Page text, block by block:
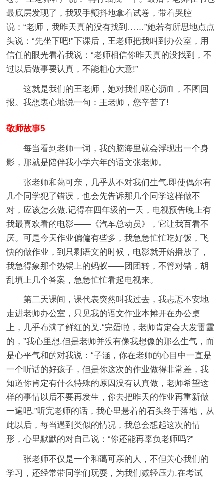
最底层发现了，我双手颤抖地拿着试卷，带着哭腔
说：“老师，我昨天真的没有找到……”她若有所思地点点
头说：“先坐下吧!”下课后，王老师把我叫到办公室，用
信任的眼光看着我说：“老师相信你昨天真的没找到，不
过以后做事要认真，不能粗心大意!”
这就是我们的王老师，她对我们呕心沥血，不图回
报。我想衷心地说一句：王老师，您辛苦了!
敬师故事5
每当看到老师一词，我的脑海里就会浮现出一个身
影，那就是陪伴我小学六年的语文张老师。
张老师和蔼可亲，几乎从不对我们生气.即使偶尔有
几个同学犯了错误，也会先告诉那几个同学这样做不
对，应该怎么做.记得在四年级的一天，电视预告晚上有
我最喜欢看的电影——《汽车总动员》，它让我百看不
厌。可是今天作业偏偏有些多，我急急忙忙吃好饭，飞
快的做作业，到只剩语文的时候，电影就开始播放了，
我急得象那个热锅上的蚂蚁——团团转，不管对错，胡
乱填上几个答案，急急忙忙看起电视来。
第二天课间，课代表突然叫我过去，我忐忑不安地
走进老师办公室，只见我的语文作业本摊开在办公桌
上，几乎布满了鲜红的叉.“完蛋啦，老师肯定会大发雷霆
的，”我心里想.但是老师并没有像我想像的那么生气，而
是心平气和的对我说：“子涵，你在老师的心目中一直是
一个听话的好孩子，但是你这次的作业做得非常差，我
知道你肯定有什么特殊的原因没有认真做，老师希望这
样的事情以后不要再发生，你去把昨天的作业再重新做
一遍吧.”听完老师的话，我心里悬着的石头终于落地，从
此以后，每当遇到类似的情况，我总会想起这次的情
形，心里默默的对自己说：“你还能再辜负老师吗?”
张老师不仅是一个和蔼可亲的人，不但关心我们的
学习，还经常带同学们玩耍，为我们减轻压力.在考试